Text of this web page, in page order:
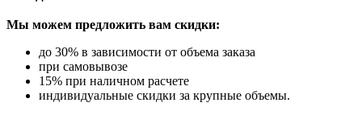
Мы можем предложить вам скидки:
до 30% в зависимости от объема заказа
при самовывозе
15% при наличном расчете
индивидуальные скидки за крупные объемы.